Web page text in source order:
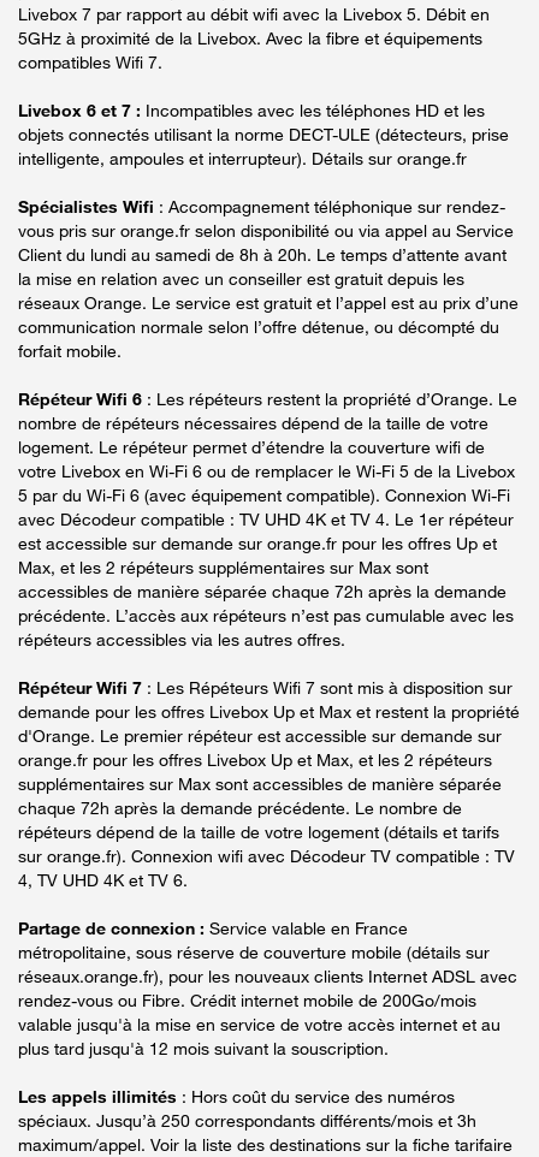
Livebox 7 par rapport au débit wifi avec la Livebox 5. Débit en
5GHz à proximité de la Livebox. Avec la fibre et équipements
compatibles Wifi 7.
Livebox 6 et 7 : Incompatibles avec les téléphones HD et les
objets connectés utilisant la norme DECT-ULE (détecteurs, prise
intelligente, ampoules et interrupteur). Détails sur orange.fr
Spécialistes Wifi : Accompagnement téléphonique sur rendez-
vous pris sur orange.fr selon disponibilité ou via appel au Service
Client du lundi au samedi de 8h à 20h. Le temps d’attente avant
la mise en relation avec un conseiller est gratuit depuis les
réseaux Orange. Le service est gratuit et l’appel est au prix d’une
communication normale selon l’offre détenue, ou décompté du
forfait mobile.
Répéteur Wifi 6 : Les répéteurs restent la propriété d’Orange. Le
nombre de répéteurs nécessaires dépend de la taille de votre
logement. Le répéteur permet d’étendre la couverture wifi de
votre Livebox en Wi-Fi 6 ou de remplacer le Wi-Fi 5 de la Livebox
5 par du Wi-Fi 6 (avec équipement compatible). Connexion Wi-Fi
avec Décodeur compatible : TV UHD 4K et TV 4. Le 1er répéteur
est accessible sur demande sur orange.fr pour les offres Up et
Max, et les 2 répéteurs supplémentaires sur Max sont
accessibles de manière séparée chaque 72h après la demande
précédente. L’accès aux répéteurs n’est pas cumulable avec les
répéteurs accessibles via les autres offres.
Répéteur Wifi 7 : Les Répéteurs Wifi 7 sont mis à disposition sur
demande pour les offres Livebox Up et Max et restent la propriété
d'Orange. Le premier répéteur est accessible sur demande sur
orange.fr pour les offres Livebox Up et Max, et les 2 répéteurs
supplémentaires sur Max sont accessibles de manière séparée
chaque 72h après la demande précédente. Le nombre de
répéteurs dépend de la taille de votre logement (détails et tarifs
sur orange.fr). Connexion wifi avec Décodeur TV compatible : TV
4, TV UHD 4K et TV 6.
Partage de connexion : Service valable en France
métropolitaine, sous réserve de couverture mobile (détails sur
réseaux.orange.fr), pour les nouveaux clients Internet ADSL avec
rendez-vous ou Fibre. Crédit internet mobile de 200Go/mois
valable jusqu'à la mise en service de votre accès internet et au
plus tard jusqu'à 12 mois suivant la souscription.
Les appels illimités : Hors coût du service des numéros
spéciaux. Jusqu’à 250 correspondants différents/mois et 3h
maximum/appel. Voir la liste des destinations sur la fiche tarifaire